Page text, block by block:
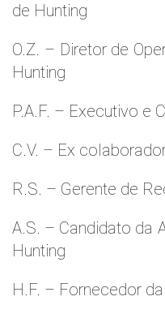
de Hunting
O.Z. – Diretor de
Hunting
P.A.F. – Executivo e
C.V. – Ex
R.S. – Gerente de
A.S. – Candidato da
Hunting
H.F. – Fornecedor